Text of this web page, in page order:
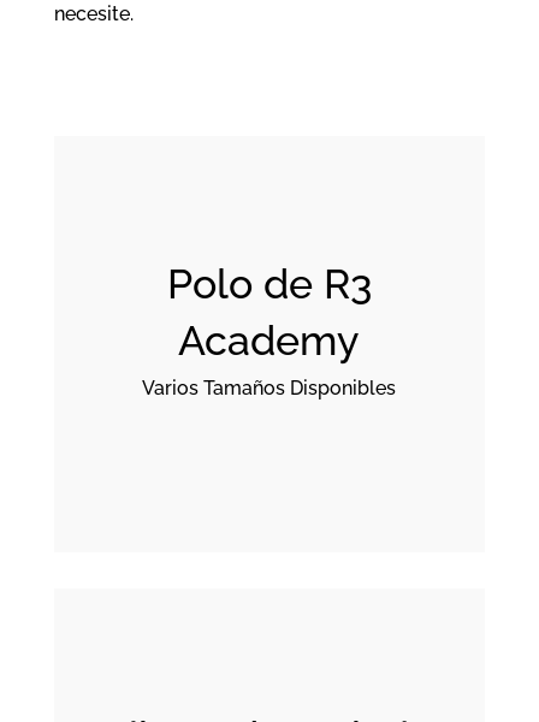
necesite.
Polo de R3
Academy
Varios Tamaños Disponibles